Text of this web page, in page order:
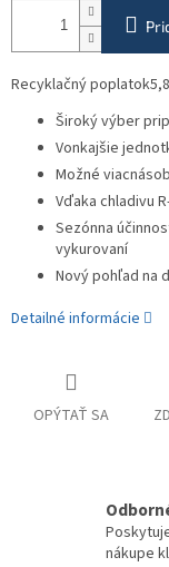
Recyklačný poplatok
Široký výber
Vonkajšie
Možné
Vďaka chladivu
Sezónna
vykurovaní
Nový pohľad na
Detailné informácie
OPÝTAŤ SA
nákupe